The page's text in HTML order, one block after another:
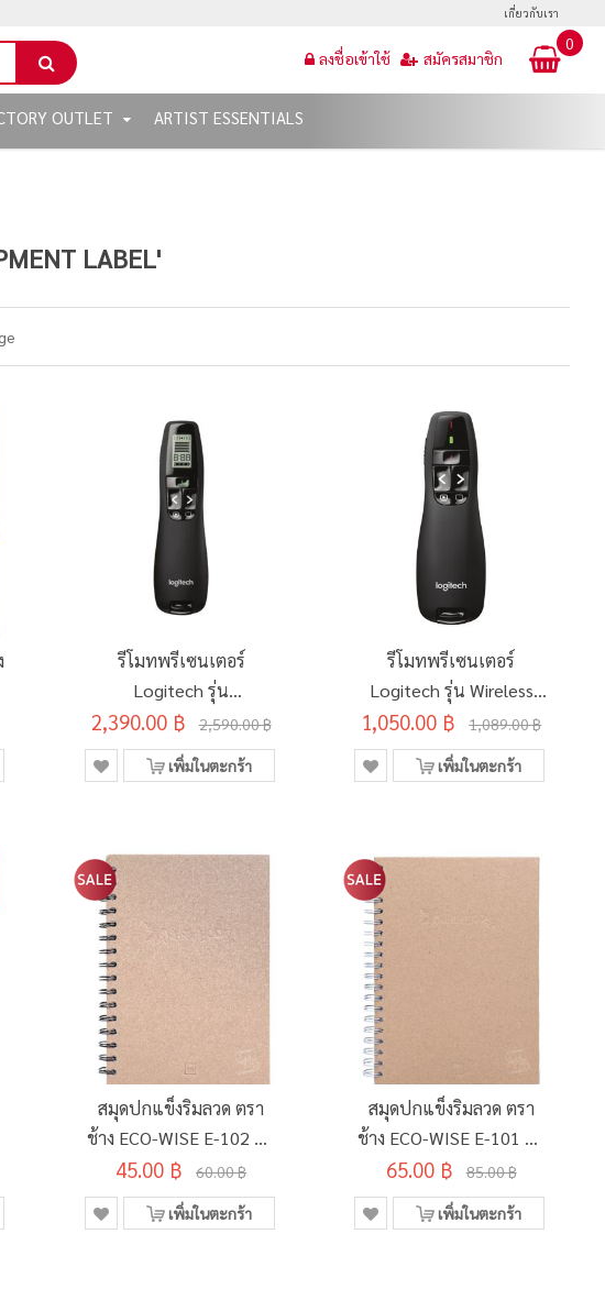
เกี่ยวกับเรา
0
ลงชื่อเข้าใช้ สมัครสมาชิก
OUTLET
ARTIST ESSENTIALS
LABEL'
รีโมทพรีเซนเตอร์
Logitech รุ่น
Professional Presenter
R800
2,390.00 ฿ 2,590.00 ฿
เพิ่มในตะกร้า
รีโมทพรีเซนเตอร์
Logitech รุ่น Wireless
Presenter Pointer R400
1,050.00 ฿ 1,089.00 ฿
เพิ่มในตะกร้า
สมุดปกแข็งริมลวด ตรา
ช้าง ECO-WISE E-102 A5
60 แกรม 100 แผ่น
45.00 ฿ 60.00 ฿
เพิ่มในตะกร้า
สมุดปกแข็งริมลวด ตรา
ช้าง ECO-WISE E-101 B5
60 แกรม 100 แผ่น
65.00 ฿ 85.00 ฿
เพิ่มในตะกร้า